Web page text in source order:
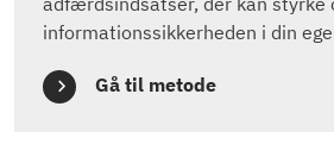
informationssikkerheden i din
Gå til metode